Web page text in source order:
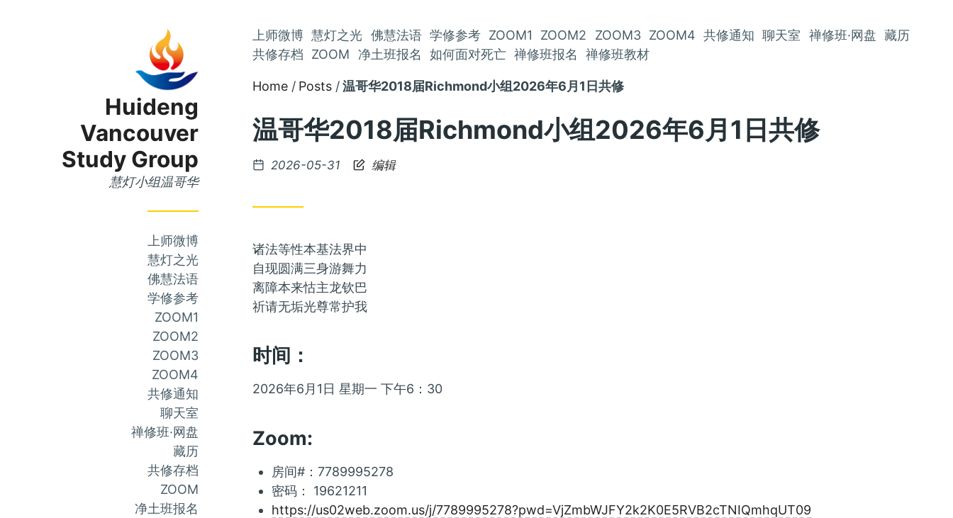
Huideng
Vancouver
Study Group
慧灯小组温哥华
上师微博
慧灯之光
佛慧法语
学修参考
ZOOM1
ZOOM2
ZOOM3
ZOOM4
共修通知
聊天室
禅修班·网盘
藏历
共修存档
ZOOM
净土班报名
Skip
Content
上师微博 慧灯之光 佛慧法语 学修参考 ZOOM1 ZOOM2 ZOOM3 ZOOM4 共修通知 聊天室 禅修班·网盘 藏历
共修存档
ZOOM 净土班报名 如何面对死亡 禅修班报名 禅修班教材
Home Posts 温哥华2018届Richmond小组2026年6月1日共修
温哥华2018届Richmond小组2026年6月1日共修
Posted
2026-05-31 编辑
诸法等性本基法界中
自现圆满三身游舞力
离障本来怙主龙钦巴
祈请无垢光尊常护我
时间：
2026年6月1日 星期一 下午6：30
Zoom:
房间#：7789995278
密码： 19621211
https://us02web.zoom.us/j/7789995278?pwd=VjZmbWJFY2k2K0E5RVB2cTNIQmhqUT09